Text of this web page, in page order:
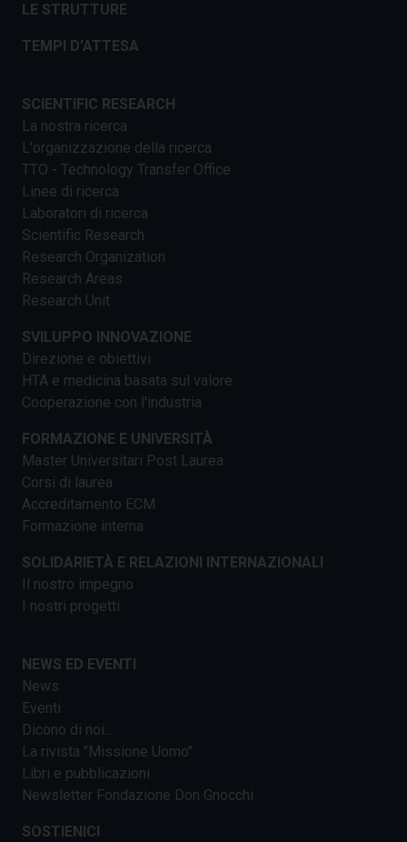
LE STRUTTURE
TEMPI D'ATTESA
SCIENTIFIC RESEARCH
La nostra ricerca
L'organizzazione della ricerca
TTO - Technology Transfer Office
Linee di ricerca
Laboratori di ricerca
Scientific Research
Research Organization
Research Areas
Research Unit
SVILUPPO INNOVAZIONE
Direzione e obiettivi
HTA e medicina basata sul valore
Cooperazione con l'industria
FORMAZIONE E UNIVERSITÀ
Master Universitari Post Laurea
Corsi di laurea
Accreditamento ECM
Formazione interna
SOLIDARIETÀ E RELAZIONI INTERNAZIONALI
Il nostro impegno
I nostri progetti
NEWS ED EVENTI
News
Eventi
Dicono di noi...
La rivista "Missione Uomo"
Libri e pubblicazioni
Newsletter Fondazione Don Gnocchi
SOSTIENICI